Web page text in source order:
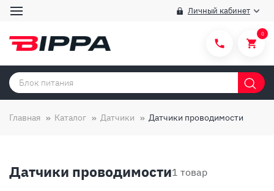
Личный кабинет
Категории товаров
Вопросы и ответы
0
Главная Каталог Датчики Датчики проводимости
Датчики проводимости1 товар